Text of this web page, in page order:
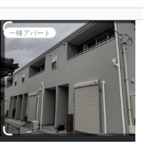
一棟アパート